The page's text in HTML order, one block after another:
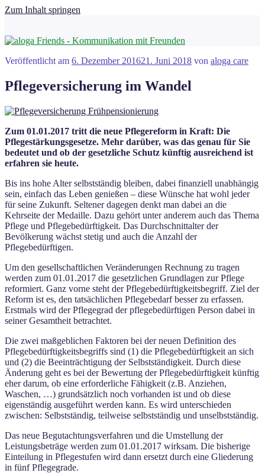
Zum Inhalt springen
Veröffentlicht am 6. Dezember 201621. Juni 2018 von aloga care
Pflegeversicherung im Wandel
Zum 01.01.2017 tritt die neue Pflegereform in Kraft: Die
Pflegestärkungsgesetze. Mehr darüber, was das genau für Sie
bedeutet und ob der gesetzliche Schutz künftig ausreichend ist
erfahren sie heute.
Bis ins hohe Alter selbstständig bleiben, dabei finanziell unabhängig
sein, einfach das Leben genießen – diese Wünsche hat wohl jeder
für seine Zukunft. Seltener dagegen denkt man dabei an die
Kehrseite der Medaille. Dazu gehört unter anderem auch das Thema
Pflege und Pflegebedürftigkeit. Das Durchschnittalter der
Bevölkerung wächst stetig und auch die Anzahl der
Pflegebedürftigen.
Um den gesellschaftlichen Veränderungen Rechnung zu tragen
werden zum 01.01.2017 die gesetzlichen Grundlagen zur Pflege
reformiert. Ganz vorne steht der Pflegebedürftigkeitsbegriff. Ziel der
Reform ist es, den tatsächlichen Pflegebedarf besser zu erfassen.
Erstmals wird der Pflegegrad der pflegebedürftigen Person dabei in
seiner Gesamtheit betrachtet.
Die zwei maßgeblichen Faktoren bei der neuen Definition des
Pflegebedürftigkeitsbegriffs sind (1) die Pflegebedürftigkeit an sich
und (2) die Beeinträchtigung der Selbstständigkeit. Durch diese
Änderung geht es bei der Bewertung der Pflegebedürftigkeit künftig
eher darum, ob eine erforderliche Fähigkeit (z.B. Anziehen,
Waschen, …) grundsätzlich noch vorhanden ist und ob diese
eigenständig ausgeführt werden kann. Es wird unterschieden
zwischen: Selbstständig, teilweise selbstständig und unselbstständig.
Das neue Begutachtungsverfahren und die Umstellung der
Leistungsbeträge werden zum 01.01.2017 wirksam. Die bisherige
Einteilung in Pflegestufen wird dann ersetzt durch eine Gliederung
in fünf Pflegegrade.